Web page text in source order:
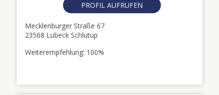
PROFIL AUFRUFEN
Mecklenburger Straße 67
23568 Lübeck Schlutup
Weiterempfehlung: 100%